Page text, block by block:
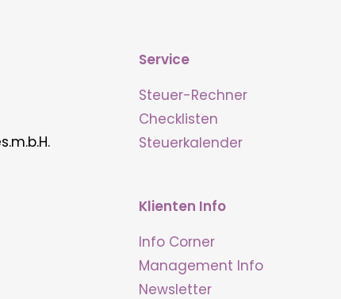
Service
Steuer-Rechner
Checklisten
Steuerkalender
Klienten Info
Info Corner
Management Info
Newsletter